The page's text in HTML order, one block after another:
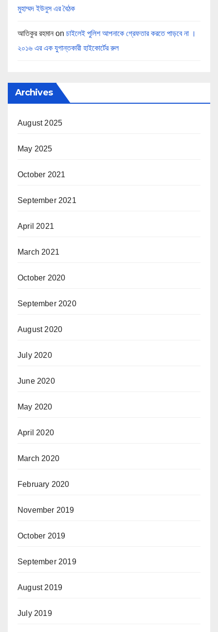
মুহাম্মদ ইউনুস এর বৈঠক
আতিকুর রহমান on চাইলেই পুলিশ আপনাকে গ্রেফতার করতে পাড়বে না ।
২০১৬ এর এক যুগান্তকারী হাইকোর্টের রুল
Archives
August 2025
May 2025
October 2021
September 2021
April 2021
March 2021
October 2020
September 2020
August 2020
July 2020
June 2020
May 2020
April 2020
March 2020
February 2020
November 2019
October 2019
September 2019
August 2019
July 2019